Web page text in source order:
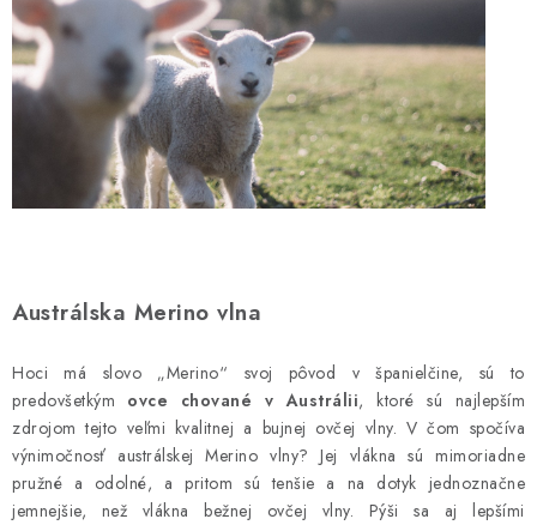
Austrálska Merino vlna
Hoci má slovo „Merino“ svoj pôvod v španielčine, sú to
predovšetkým ovce chované v Austrálii, ktoré sú najlepším
zdrojom tejto veľmi kvalitnej a bujnej ovčej vlny. V čom spočíva
výnimočnosť austrálskej Merino vlny? Jej vlákna sú mimoriadne
pružné a odolné, a pritom sú tenšie a na dotyk jednoznačne
jemnejšie, než vlákna bežnej ovčej vlny. Pýši sa aj lepšími